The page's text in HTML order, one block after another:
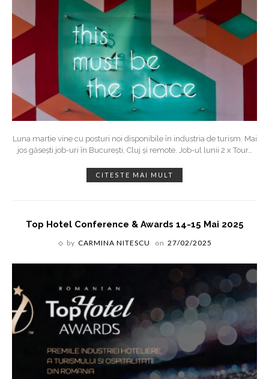
Luna martie vine cu posturi noi disponibile în industria de turism. Mai
jos găsești job-uri în București, Cluj și remote. Job-ul lunii 2 x Tour…
CITESTE MAI MULT
Top Hotel Conference & Awards 14-15 Mai 2025
by CARMINA NITESCU on 27/02/2025